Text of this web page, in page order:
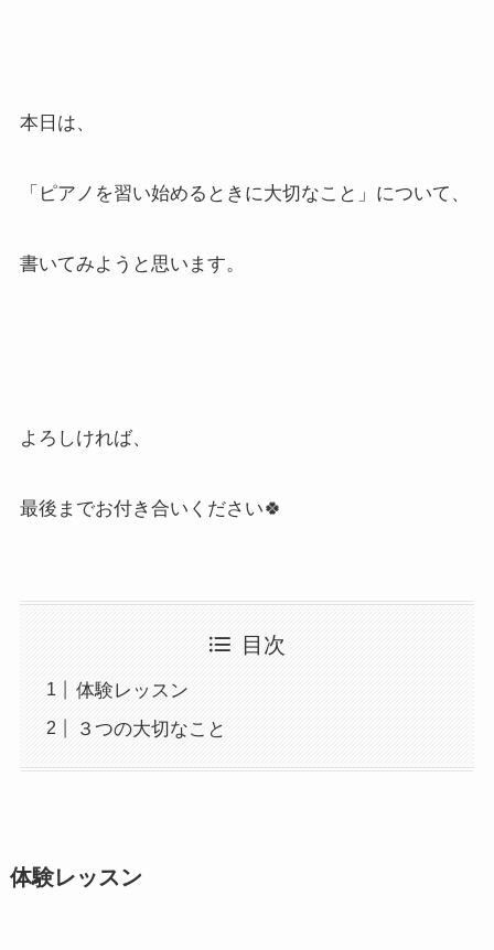
本日は、
「ピアノを習い始めるときに大切なこと」について、
書いてみようと思います。
よろしければ、
最後までお付き合いください🍀
目次
体験レッスン
３つの大切なこと
体験レッスン